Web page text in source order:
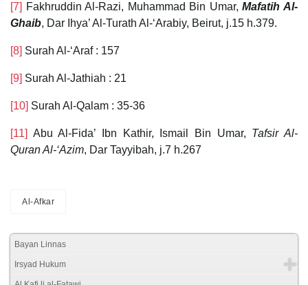
[7] Fakhruddin Al-Razi, Muhammad Bin Umar,Mafatih Al-
Ghaib, Dar Ihya’ Al-Turath Al-‘Arabiy, Beirut, j.15 h.379.
[8] Surah Al-‘Araf : 157
[9] Surah Al-Jathiah : 21
[10] Surah Al-Qalam : 35-36
[11] Abu Al-Fida’ Ibn Kathir, Ismail Bin Umar, Tafsir Al-
Quran Al-‘Azim, Dar Tayyibah, j.7 h.267
Al-Afkar
Bayan Linnas
Irsyad Hukum